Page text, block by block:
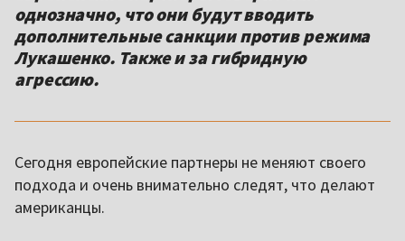
однозначно, что они будут вводить
дополнительные санкции против режима
Лукашенко. Также и за гибридную
агрессию.
Сегодня европейские партнеры не меняют своего
подхода и очень внимательно следят, что делают
американцы.